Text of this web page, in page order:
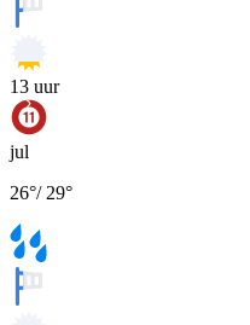
13 uur
jul
26°/ 29°